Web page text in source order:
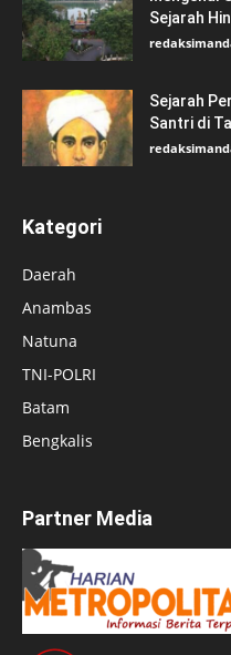
Sejarah
Sejarah
Santri di
Kategori
Daerah
Anambas
Natuna
TNI-POLRI
Batam
Bengkalis
Partner Media